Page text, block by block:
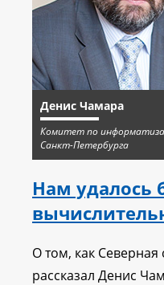
Денис Чамара
Комитет по
Санкт-Петербурга
Нам удалось
О том, как
рассказал Денис